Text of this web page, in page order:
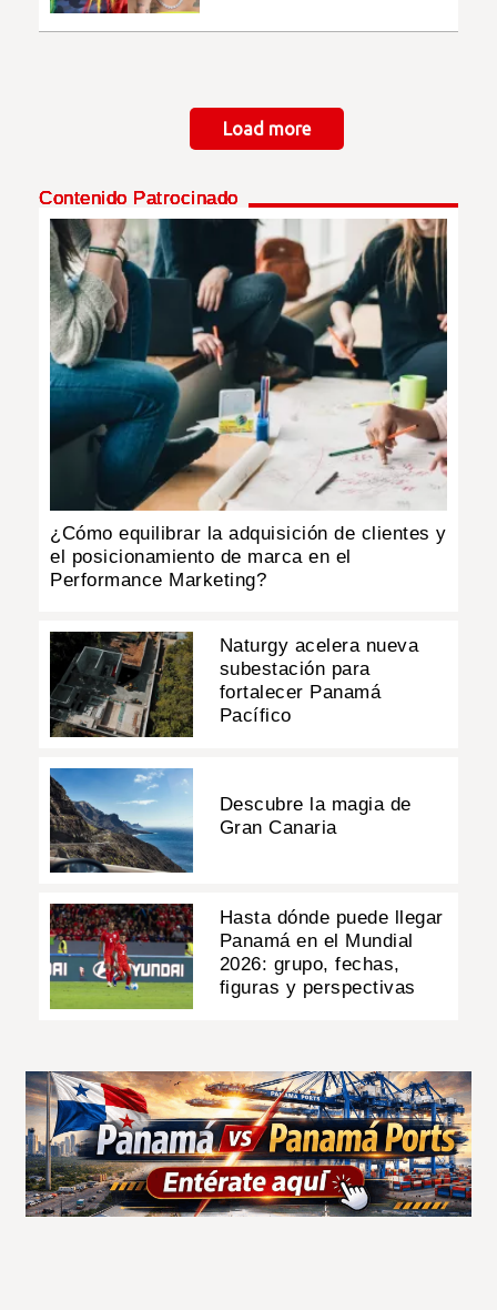
Load more
Contenido Patrocinado
¿Cómo equilibrar la adquisición de clientes y
el posicionamiento de marca en el
Performance Marketing?
Naturgy acelera nueva
subestación para
fortalecer Panamá
Pacífico
Descubre la magia de
Gran Canaria
Hasta dónde puede llegar
Panamá en el Mundial
2026: grupo, fechas,
figuras y perspectivas